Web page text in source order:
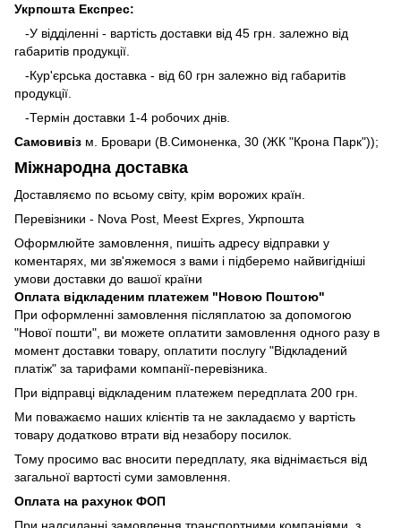
Укрпошта Експрес:
-У відділенні - вартість доставки від 45 грн. залежно від
габаритів продукції.
-Кур'єрська доставка - від 60 грн залежно від габаритів
продукції.
-Термін доставки 1-4 робочих днів.
Самовивіз м. Бровари (В.Симоненка, 30 (ЖК "Крона Парк"));
Міжнародна доставка
Доставляємо по всьому світу, крім ворожих країн.
Перевізники - Nova Post, Meest Expres, Укрпошта
Оформлюйте замовлення, пишіть адресу відправки у
коментарях, ми зв'яжемося з вами і підберемо найвигідніші
умови доставки до вашої країни
Оплата відкладеним платежем "Новою Поштою"
При оформленні замовлення післяплатою за допомогою
"Нової пошти", ви можете оплатити замовлення одного разу в
момент доставки товару, оплатити послугу "Відкладений
платіж" за тарифами компанії-перевізника.
При відправці відкладеним платежем передплата 200 грн.
Ми поважаємо наших клієнтів та не закладаємо у вартість
товару додатково втрати від незабору посилок.
Тому просимо вас вносити передплату, яка віднімається від
загальної вартості суми замовлення.
Оплата на рахунок ФОП
При надсиланні замовлення транспортними компаніями, з